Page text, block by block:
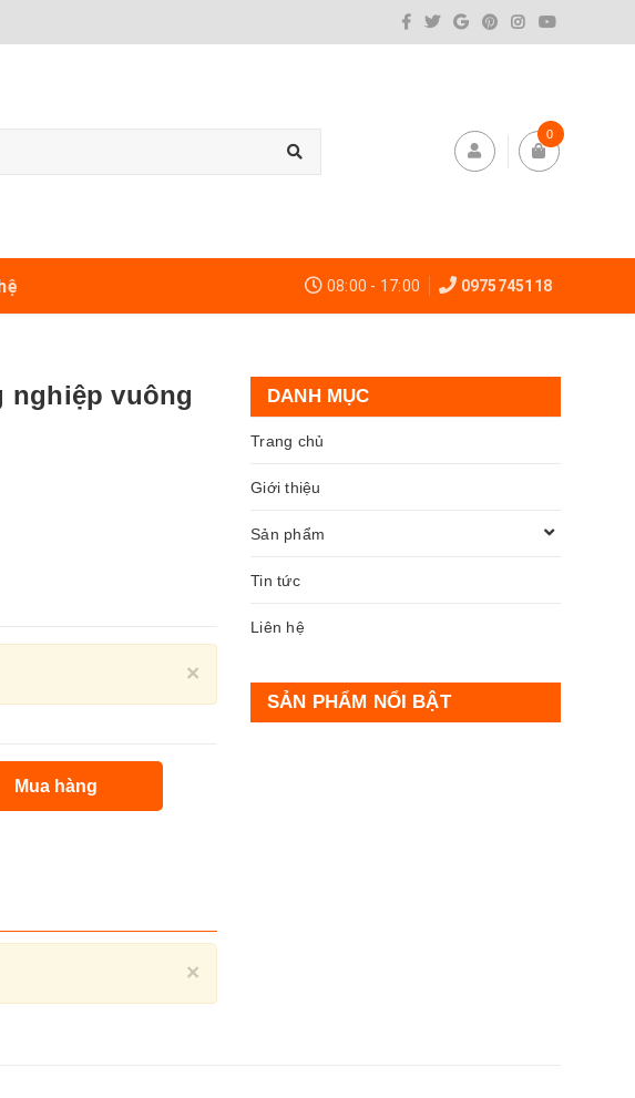
0
08:00 - 17:00 0975745118
nghiệp vuông
×
Mua hàng
×
DANH MỤC
Trang chủ
Giới thiệu
Sản phẩm
Tin tức
Liên hệ
SẢN PHẨM NỔI BẬT